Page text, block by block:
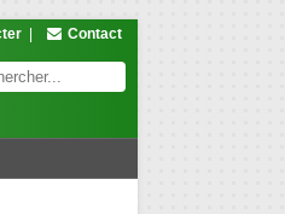
Contact